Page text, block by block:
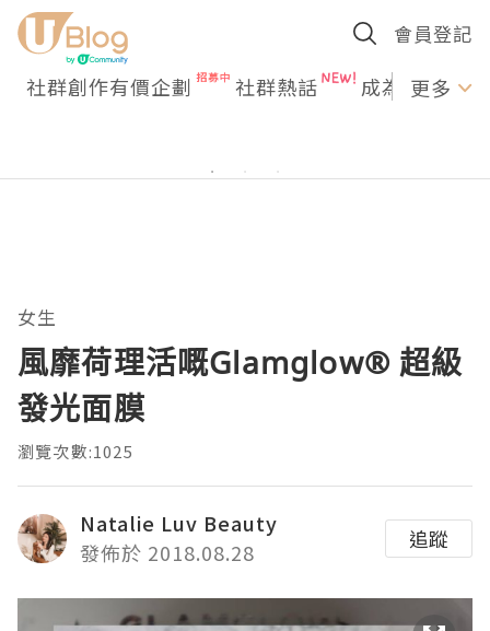
會員登記
社群創作有價企劃 社群熱話 成為U更多
女生
風靡荷理活嘅Glamglow® 超級
發光面膜
瀏覽次數:1025
Natalie Luv Beauty
發佈於 2018.08.28
追蹤